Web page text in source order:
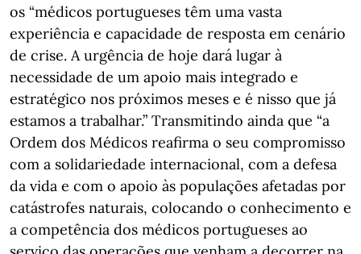
os “médicos portugueses têm uma vasta
experiência e capacidade de resposta em cenário
de crise. A urgência de hoje dará lugar à
necessidade de um apoio mais integrado e
estratégico nos próximos meses e é nisso que já
estamos a trabalhar.” Transmitindo ainda que “a
Ordem dos Médicos reafirma o seu compromisso
com a solidariedade internacional, com a defesa
da vida e com o apoio às populações afetadas por
catástrofes naturais, colocando o conhecimento e
a competência dos médicos portugueses ao